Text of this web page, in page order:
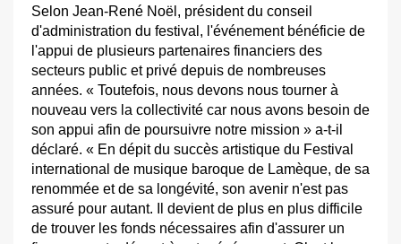
Selon Jean-René Noël, président du conseil
d'administration du festival, l'événement bénéficie de
l'appui de plusieurs partenaires financiers des
secteurs public et privé depuis de nombreuses
années. « Toutefois, nous devons nous tourner à
nouveau vers la collectivité car nous avons besoin de
son appui afin de poursuivre notre mission » a-t-il
déclaré. « En dépit du succès artistique du Festival
international de musique baroque de Lamèque, de sa
renommée et de sa longévité, son avenir n'est pas
assuré pour autant. Il devient de plus en plus difficile
de trouver les fonds nécessaires afin d'assurer un